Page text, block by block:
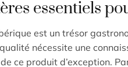
essentiels
est un trésor
nécessite une
ce produit d’exception.